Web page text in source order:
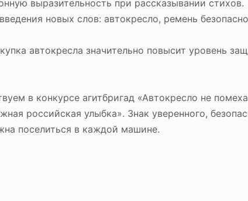
выразительность при рассказывании стихов.
новых слов: автокресло, ремень
автокресла значительно повысит уровень
в конкурсе агитбригад «Автокресло не
российская улыбка». Знак уверенного,
поселиться в каждой машине.